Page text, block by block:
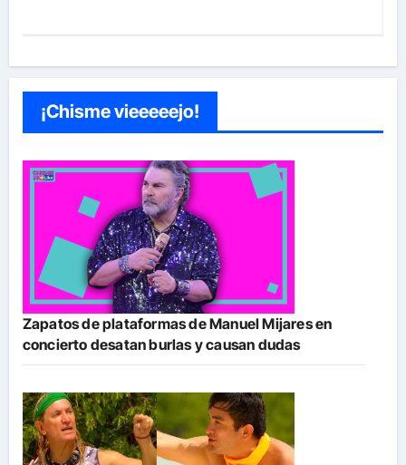
¡Chisme vieeeeejo!
Zapatos de plataformas de Manuel Mijares en
concierto desatan burlas y causan dudas